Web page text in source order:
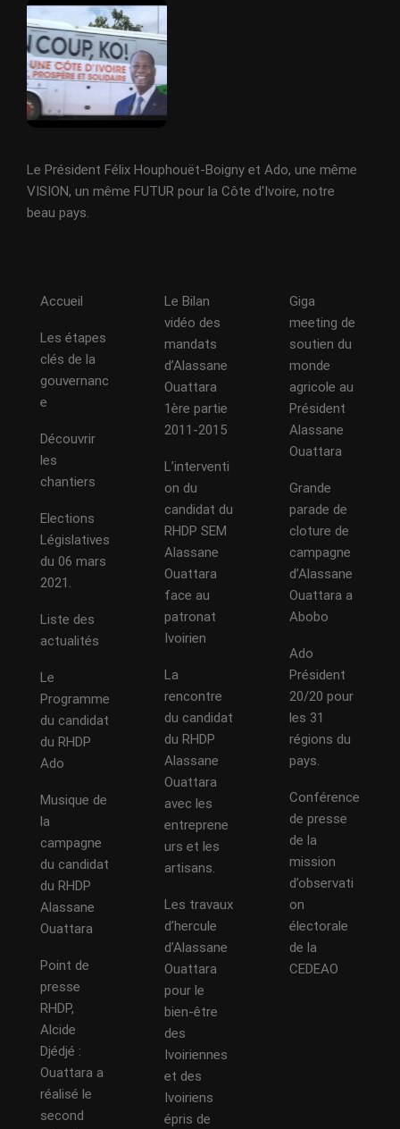
Le Président Félix Houphouët-Boigny et Ado, une même
VISION, un même FUTUR pour la Côte d'Ivoire, notre
beau pays.
Accueil
Les étapes
clés de la
gouvernanc
e
Découvrir
les
chantiers
Elections
Législatives
du 06 mars
2021.
Liste des
actualités
Le
Programme
du candidat
du RHDP
Ado
Musique de
la
campagne
du candidat
du RHDP
Alassane
Ouattara
Point de
presse
RHDP,
Alcide
Djédjé :
Ouattara a
réalisé le
second
Le Bilan
vidéo des
mandats
d’Alassane
Ouattara
1ère partie
2011-2015
L’interventi
on du
candidat du
RHDP SEM
Alassane
Ouattara
face au
patronat
Ivoirien
La
rencontre
du candidat
du RHDP
Alassane
Ouattara
avec les
entreprene
urs et les
artisans.
Les travaux
d’hercule
d’Alassane
Ouattara
pour le
bien-être
des
Ivoiriennes
et des
Ivoiriens
épris de
Giga
meeting de
soutien du
monde
agricole au
Président
Alassane
Ouattara
Grande
parade de
cloture de
campagne
d’Alassane
Ouattara a
Abobo
Ado
Président
20/20 pour
les 31
régions du
pays.
Conférence
de presse
de la
mission
d’observati
on
électorale
de la
CEDEAO